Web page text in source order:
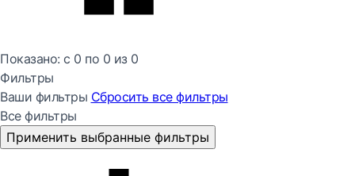
Показано: с 0 по 0 из 0
Фильтры
Ваши фильтры Сбросить все фильтры
Все фильтры
Применить выбранные фильтры